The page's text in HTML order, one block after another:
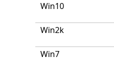
Win10
Win2k
Win7